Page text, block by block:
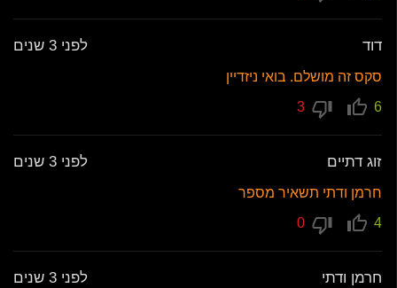
דוד לפני 3 שנים
סקס זה מושלם. בואי ניזדיין
6
זוג דתיים לפני 3 שנים
חרמן ודתי תשאיר מספר
4
חרמן ודתי לפני 3 שנים